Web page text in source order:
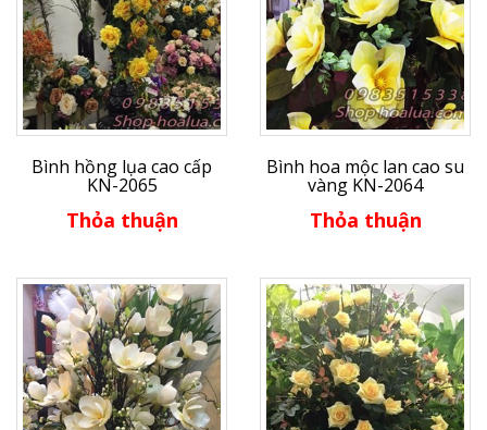
Bình hồng lụa cao cấp
KN-2065
Thỏa thuận
Bình hoa mộc lan cao su
vàng KN-2064
Thỏa thuận